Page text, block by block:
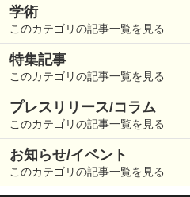
学術
このカテゴリの記事一覧を見る
特集記事
このカテゴリの記事一覧を見る
プレスリリース/コラム
このカテゴリの記事一覧を見る
お知らせ/イベント
このカテゴリの記事一覧を見る